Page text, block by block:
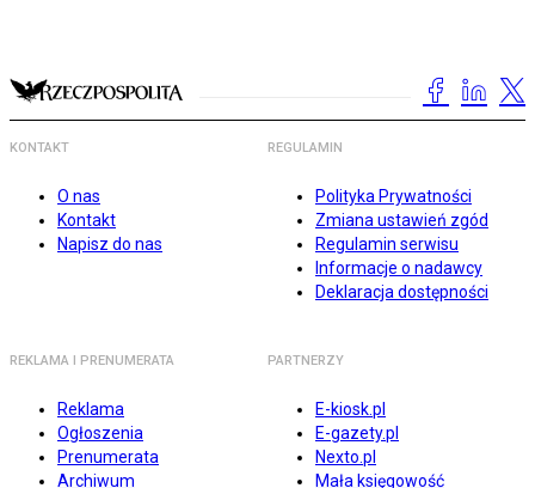
KONTAKT
O nas
Kontakt
Napisz do nas
REGULAMIN
Polityka Prywatności
Zmiana ustawień zgód
Regulamin serwisu
Informacje o nadawcy
Deklaracja dostępności
REKLAMA I PRENUMERATA
Reklama
Ogłoszenia
Prenumerata
Archiwum
PARTNERZY
E-kiosk.pl
E-gazety.pl
Nexto.pl
Mała księgowość